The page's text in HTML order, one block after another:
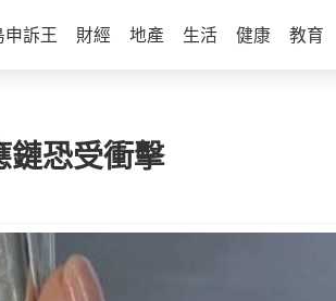
申訴王 財經 地產 生活 健康 教育
鏈恐受衝擊